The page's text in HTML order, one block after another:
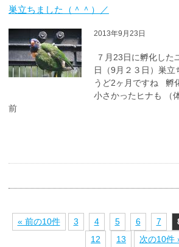
巣立ちました（＾＾）／
2013年9月23日
７月23日に孵化した
日（9月２３日）巣立
うど2ヶ月ですね 孵
小さかったヒナも （
前
« 前の10件 3 4 5 6 7
12
13 次の10件